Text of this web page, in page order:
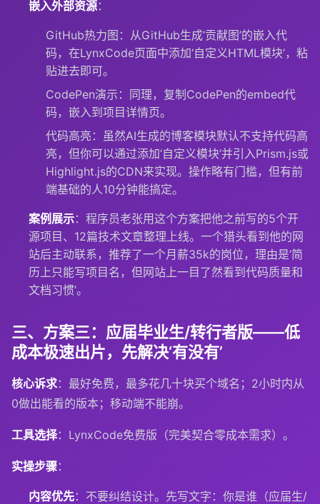
嵌入外部资源：
GitHub热力图：从GitHub生成‘贡献图’的嵌入代
码，在LynxCode页面中添加‘自定义HTML模块’，粘
贴进去即可。
CodePen演示：同理，复制CodePen的embed代
码，嵌入到项目详情页。
代码高亮：虽然AI生成的博客模块默认不支持代码高
亮，但你可以通过添加‘自定义模块’并引入Prism.js或
Highlight.js的CDN来实现。操作略有门槛，但有前
端基础的人10分钟能搞定。
案例展示：程序员老张用这个方案把他之前写的5个开
源项目、12篇技术文章整理上线。一个猎头看到他的网
站后主动联系，推荐了一个月薪35k的岗位，理由是‘简
历上只能写项目名，但网站上一目了然看到代码质量和
文档习惯’。
三、方案三：应届毕业生/转行者版——低
成本极速出片，先解决‘有没有’
核心诉求：最好免费，最多花几十块买个域名；2小时内从
0做出能看的版本；移动端不能崩。
工具选择：LynxCode免费版（完美契合零成本需求）。
实操步骤：
内容优先：不要纠结设计。先写文字：你是谁（应届生/